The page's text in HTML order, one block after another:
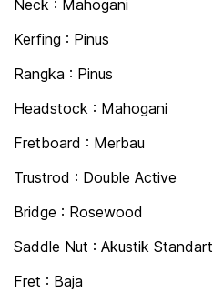
Neck : Mahogani
Kerfing : Pinus
Rangka : Pinus
Headstock : Mahogani
Fretboard : Merbau
Trustrod : Double Active
Bridge : Rosewood
Saddle Nut : Akustik Standart
Fret : Baja